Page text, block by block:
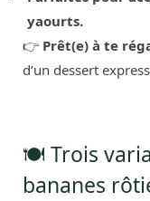
yaourts.
👉 Prêt(e) à te
d’un dessert
🍽️ Trois
bananes